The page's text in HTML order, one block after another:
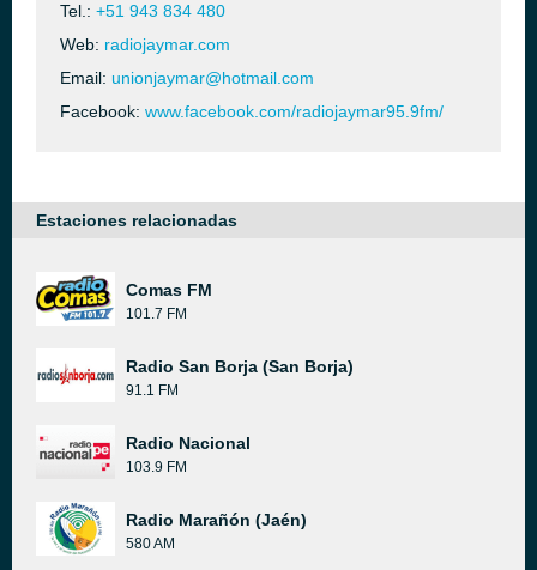
Tel.: +51 943 834 480
Web: radiojaymar.com
Email: unionjaymar@hotmail.com
Facebook: www.facebook.com/radiojaymar95.9fm/
Estaciones relacionadas
Comas FM
101.7 FM
Radio San Borja (San Borja)
91.1 FM
Radio Nacional
103.9 FM
Radio Marañón (Jaén)
580 AM